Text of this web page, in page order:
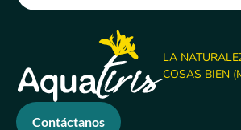
LA
COSAS BIEN
Contáctanos